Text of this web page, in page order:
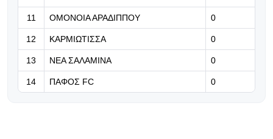
«Να είμαστε ανταγωνιστικοί
απέναντι σε κάθε αντίπαλο»
11 ΟΜΟΝΟΙΑ ΑΡΑΔΙΠΠΟΥ 0
12 ΚΑΡΜΙΩΤΙΣΣΑ 0
13 ΝΕΑ ΣΑΛΑΜΙΝΑ 0
14 ΠΑΦΟΣ FC 0